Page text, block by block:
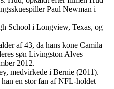
Paul Newman i
School i Longview, Texas, og
af 43, da hans kone Camila
søn Livingston Alves
2012.
medvirkede i Bernie (2011).
en stor fan af NFL-holdet